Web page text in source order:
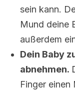
sein kann.
Mund deine
außerdem
Dein Baby
abnehmen.
Finger